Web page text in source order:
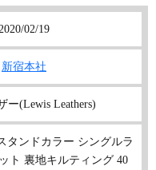
02/19
新宿本社
ー(Lewis Leathers)
タンドカラー シングルラ
ト 裏地キルティング 40